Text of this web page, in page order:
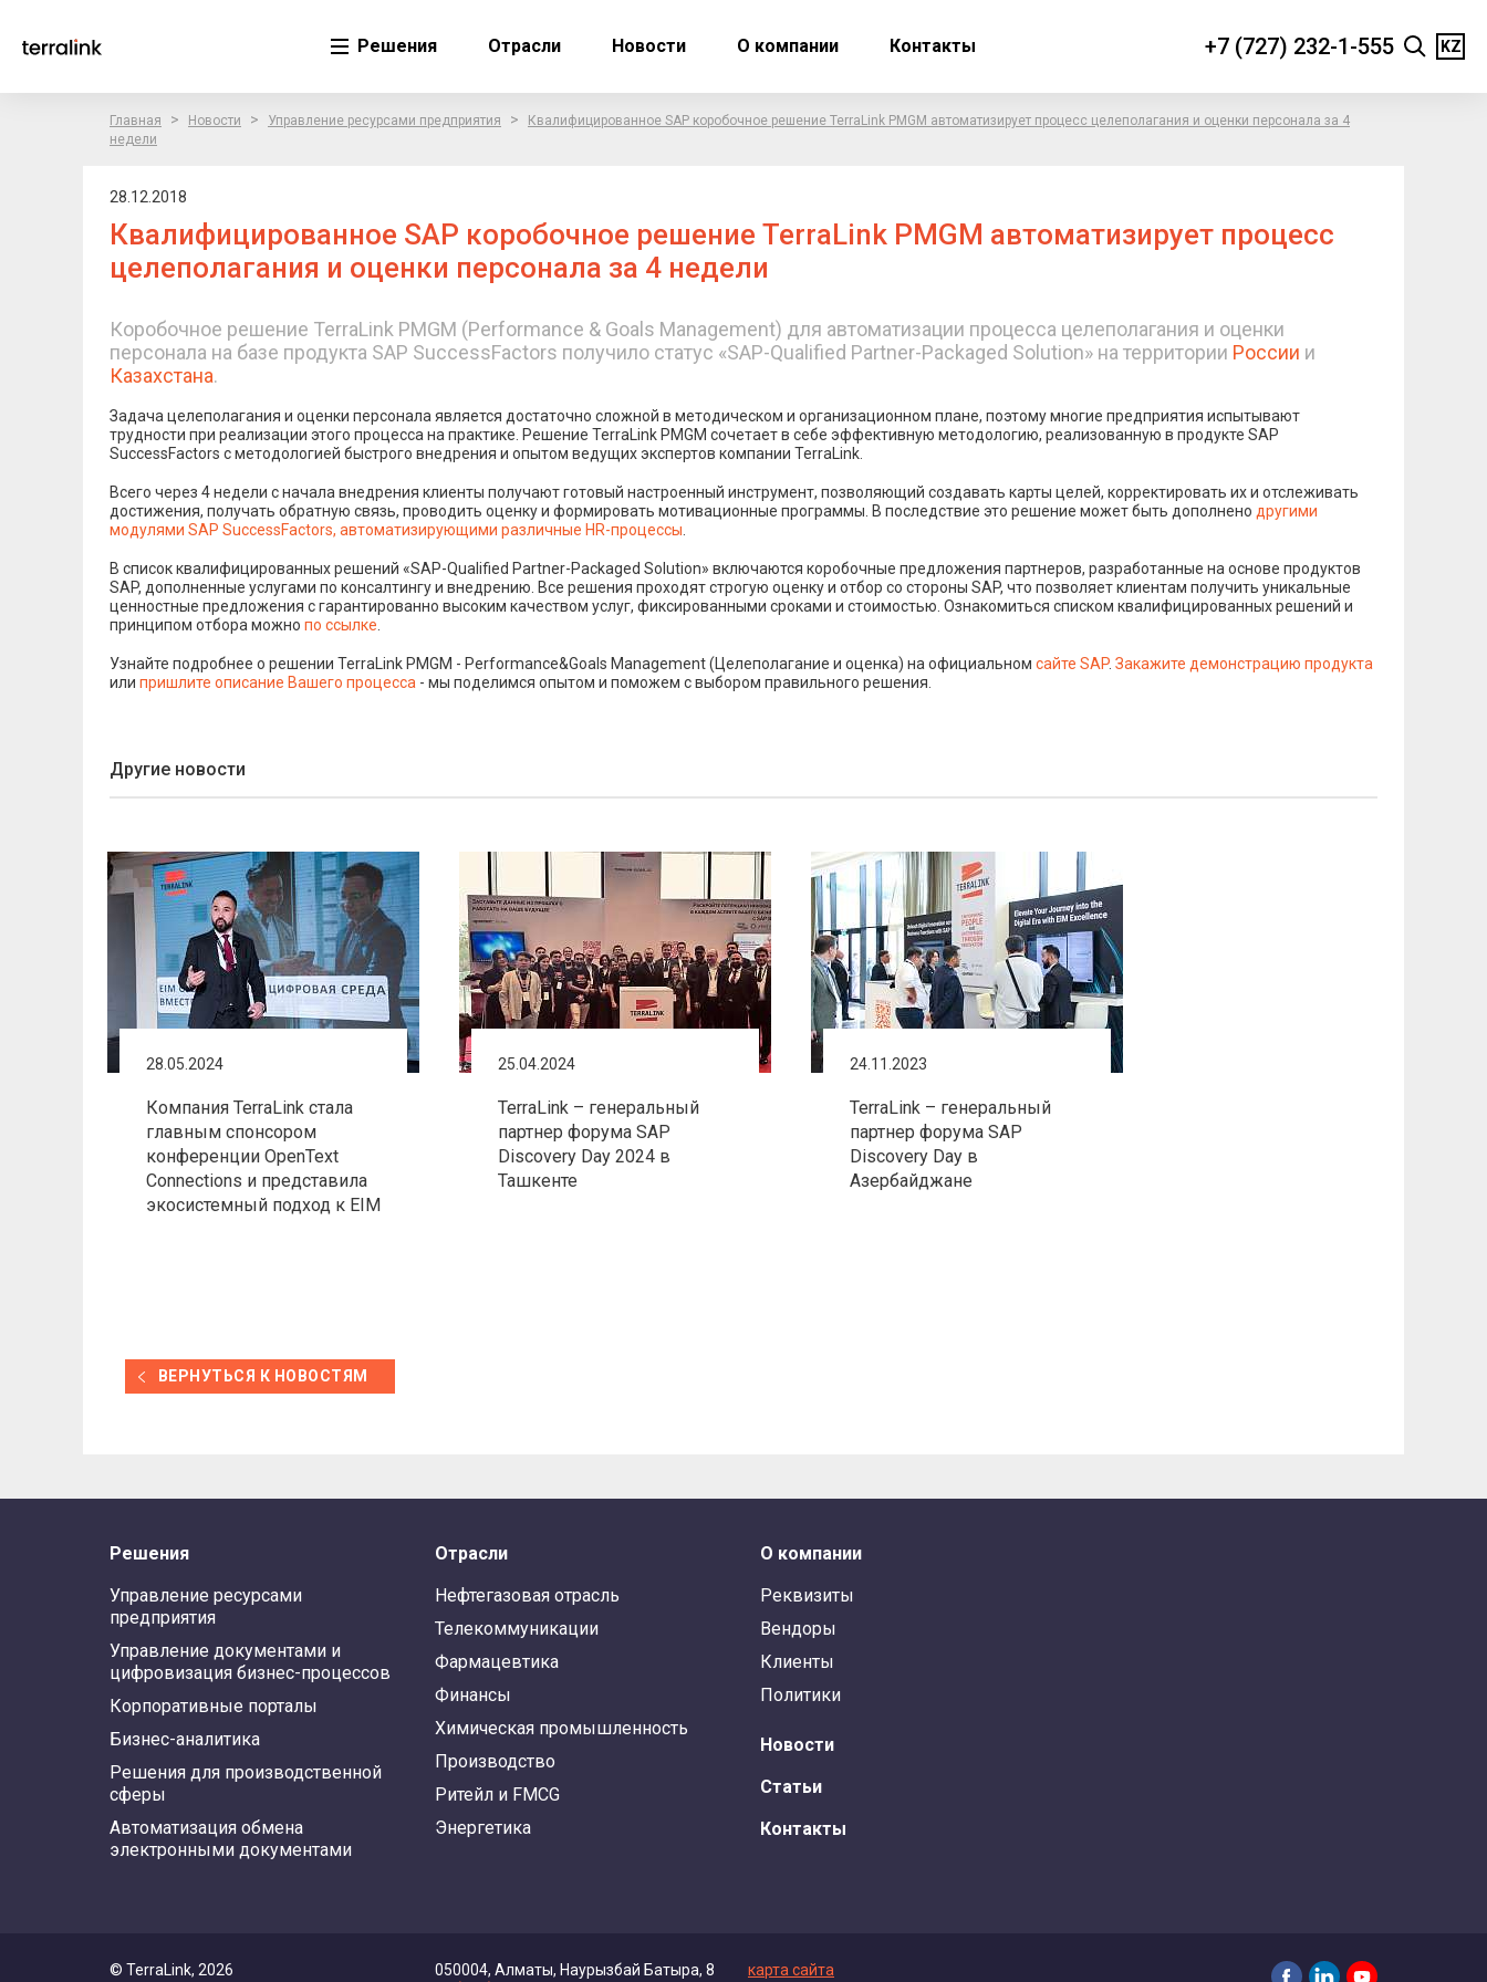
Решения Отрасли Новости О компании Контакты +7 (727) 232-1-555 KZ
Главная > Новости > Управление ресурсами предприятия >
Квалифицированное SAP коробочное решение TerraLink PMGM автоматизирует процесс целеполагания и оценки персонала за 4
недели
28.12.2018
Квалифицированное SAP коробочное решение TerraLink PMGM автоматизирует процесс
целеполагания и оценки персонала за 4 недели
Коробочное решение TerraLink PMGM (Performance & Goals Management) для автоматизации процесса целеполагания и оценки
персонала на базе продукта SAP SuccessFactors получило статус «SAP-Qualified Partner-Packaged Solution» на территории России и
Казахстана.
Задача целеполагания и оценки персонала является достаточно сложной в методическом и организационном плане, поэтому многие предприятия испытывают
трудности при реализации этого процесса на практике. Решение TerraLink PMGM сочетает в себе эффективную методологию, реализованную в продукте SAP
SuccessFactors с методологией быстрого внедрения и опытом ведущих экспертов компании TerraLink.
Всего через 4 недели с начала внедрения клиенты получают готовый настроенный инструмент, позволяющий создавать карты целей, корректировать их и отслеживать
достижения, получать обратную связь, проводить оценку и формировать мотивационные программы. В последствие это решение может быть дополнено другими
модулями SAP SuccessFactors, автоматизирующими различные HR-процессы
В список квалифицированных решений «SAP-Qualified Partner-Packaged Solution» включаются коробочные предложения партнеров, разработанные на основе продуктов
SAP, дополненные услугами по консалтингу и внедрению. Все решения проходят строгую оценку и отбор со стороны SAP, что позволяет клиентам получить уникальные
ценностные предложения с гарантированно высоким качеством услуг, фиксированными сроками и стоимостью. Ознакомиться списком квалифицированных решений и
принципом отбора можно по ссылке
Узнайте подробнее о решении TerraLink PMGM - Performance&Goals Management (Целеполагание и оценка) на официальном сайте SAP. Закажите демонстрацию продукта
или пришлите описание Вашего процесса - мы поделимся опытом и поможем с выбором правильного решения.
Другие новости
28.05.2024
Компания TerraLink стала
главным спонсором
конференции OpenText
Connections и представила
экосистемный подход к EIM
25.04.2024
TerraLink – генеральный
партнер форума SAP
Discovery Day 2024 в
Ташкенте
24.11.2023
TerraLink – генеральный
партнер форума SAP
Discovery Day в
Азербайджане
ВЕРНУТЬСЯ К НОВОСТЯМ
Решения
Управление ресурсами
предприятия
Управление документами и
цифровизация бизнес-процессов
Корпоративные порталы
Бизнес-аналитика
Решения для производственной
сферы
Автоматизация обмена
электронными документами
Отрасли
Нефтегазовая отрасль
Телекоммуникации
Фармацевтика
Финансы
Химическая промышленность
Производство
Ритейл и FMCG
Энергетика
О компании
Реквизиты
Вендоры
Клиенты
Политики
Новости
Статьи
Контакты
© TerraLink, 2026
050004, Алматы, Наурызбай Батыра, 8
карта сайта